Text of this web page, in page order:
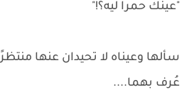
"عينك حمرا ليه؟!"
سألها وعيناه لا تحيدان عنها
عُرف بهما....